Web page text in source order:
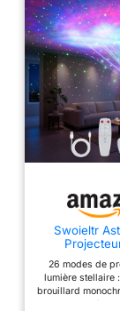
transforme
pour la
créatifs –
Swoieltr
26 modes de
lumière stellaire
brouillard